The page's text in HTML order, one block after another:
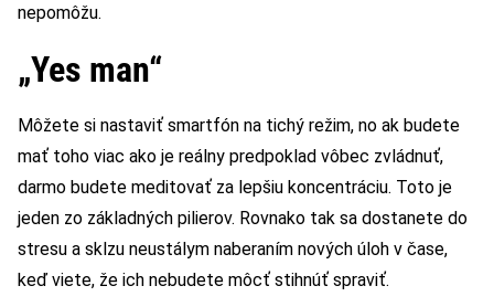
nepomôžu.
„Yes man“
Môžete si nastaviť smartfón na tichý režim, no ak budete
mať toho viac ako je reálny predpoklad vôbec zvládnuť,
darmo budete meditovať za lepšiu koncentráciu. Toto je
jeden zo základných pilierov. Rovnako tak sa dostanete do
stresu a sklzu neustálym naberaním nových úloh v čase,
keď viete, že ich nebudete môcť stihnúť spraviť.